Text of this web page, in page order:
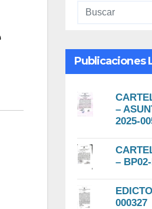
Publicaciones
–
2025-
–
000327